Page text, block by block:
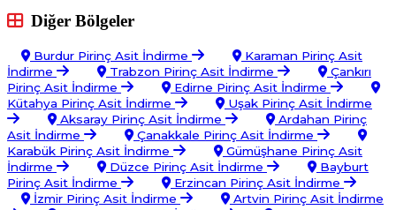
Diğer Bölgeler
Burdur Pirinç Asit İndirme
Karaman Pirinç Asit
İndirme
Trabzon Pirinç Asit İndirme
Çankırı
Pirinç Asit İndirme
Edirne Pirinç Asit İndirme
Kütahya Pirinç Asit İndirme
Uşak Pirinç Asit İndirme
Aksaray Pirinç Asit İndirme
Ardahan Pirinç
Asit İndirme
Çanakkale Pirinç Asit İndirme
Karabük Pirinç Asit İndirme
Gümüşhane Pirinç Asit
İndirme
Düzce Pirinç Asit İndirme
Bayburt
Pirinç Asit İndirme
Erzincan Pirinç Asit İndirme
İzmir Pirinç Asit İndirme
Artvin Pirinç Asit İndirme